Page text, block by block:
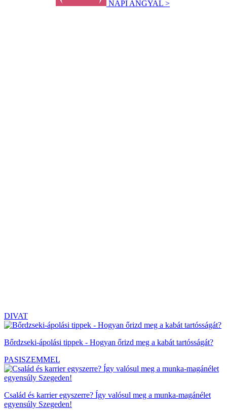
NAPI ANGYAL >
DIVAT
Bőrdzseki-ápolási tippek - Hogyan őrizd meg a kabát tartósságát?
PASISZEMMEL
Család és karrier egyszerre? Így valósul meg a munka-magánélet
egyensúly Szegeden!